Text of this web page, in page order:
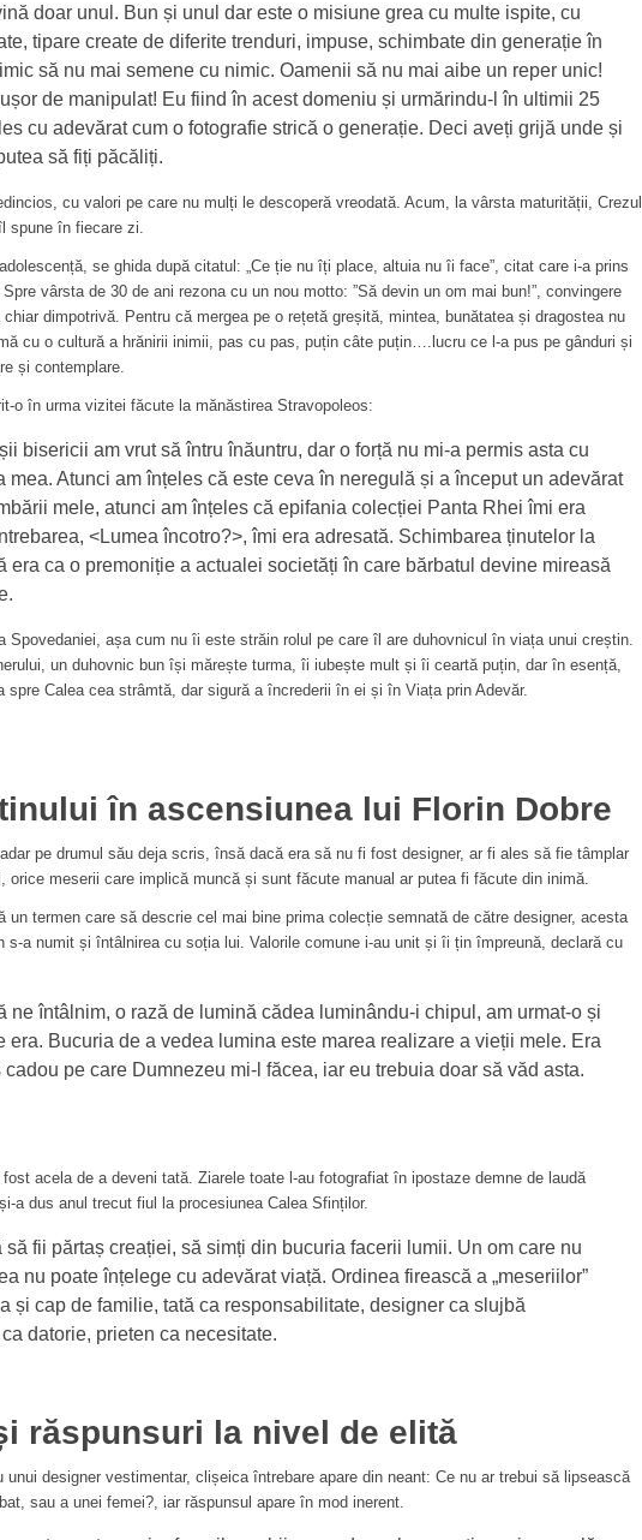
doar unul. Bun și unul dar este o misiune grea cu multe ispite, cu
tipare create de diferite trenduri, impuse, schimbate din generație în
să nu mai semene cu nimic. Oamenii să nu mai aibe un reper unic!
de manipulat! Eu fiind în acest domeniu și urmărindu-l în ultimii 25
cu adevărat cum o fotografie strică o generație. Deci aveți grijă unde și
să fiți păcăliți.
cu valori pe care nu mulți le descoperă vreodată. Acum, la vârsta maturității, Crezul
spune în fiecare zi.
se ghida după citatul: „Ce ție nu îți place, altuia nu îi face”, citat care i-a prins
vârsta de 30 de ani rezona cu un nou motto: ”Să devin un om mai bun!”, convingere
dimpotrivă. Pentru că mergea pe o rețetă greșită, mintea, bunătatea și dragostea nu
cu o cultură a hrănirii inimii, pas cu pas, puțin câte puțin….lucru ce l-a pus pe gânduri și
și contemplare.
o în urma vizitei făcute la mănăstirea Stravopoleos:
bisericii am vrut să întru înăuntru, dar o forță nu mi-a permis asta cu
mea. Atunci am înțeles că este ceva în neregulă și a început un adevărat
mele, atunci am înțeles că epifania colecției Panta Rhei îmi era
<Lumea încotro?>, îmi era adresată. Schimbarea ținutelor la
era ca o premoniție a actualei societăți în care bărbatul devine mireasă
Spovedaniei, așa cum nu îi este străin rolul pe care îl are duhovnicul în viața unui creștin.
un duhovnic bun își mărește turma, îi iubește mult și îi ceartă puțin, dar în esență,
spre Calea cea strâmtă, dar sigură a încrederii în ei și în Viața prin Adevăr.
în ascensiunea lui Florin Dobre
pe drumul său deja scris, însă dacă era să nu fi fost designer, ar fi ales să fie tâmplar
orice meserii care implică muncă și sunt făcute manual ar putea fi făcute din inimă.
un termen care să descrie cel mai bine prima colecție semnată de către designer, acesta
s-a numit și întâlnirea cu soția lui. Valorile comune i-au unit și îi țin împreună, declară cu
ne întâlnim, o rază de lumină cădea luminându-i chipul, am urmat-o și
era. Bucuria de a vedea lumina este marea realizare a vieții mele. Era
pe care Dumnezeu mi-l făcea, iar eu trebuia doar să văd asta.
acela de a deveni tată. Ziarele toate l-au fotografiat în ipostaze demne de laudă
a dus anul trecut fiul la procesiunea Calea Sfinților.
să fii părtaș creației, să simți din bucuria facerii lumii. Un om care nu
nu poate înțelege cu adevărat viață. Ordinea firească a „meseriilor”
și cap de familie, tată ca responsabilitate, designer ca slujbă
datorie, prieten ca necesitate.
răspunsuri la nivel de elită
unui designer vestimentar, clișeica întrebare apare din neant: Ce nu ar trebui să lipsească
sau a unei femei?, iar răspunsul apare în mod inerent.